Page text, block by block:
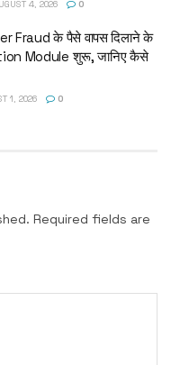
4, 2026 0
Fraud के पैसे वापस दिलाने के
Module शुरू, जानिए कैसे
1, 2026 0
Required fields are